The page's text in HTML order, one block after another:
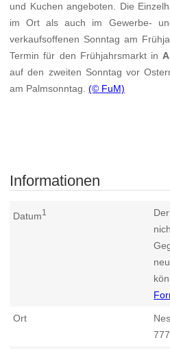
und Kuchen angeboten. Die
im Ort als auch im Gewerbe-
verkaufsoffenen Sonntag am
Termin für den Frühjahrsmarkt in
auf den zweiten Sonntag vor
am Palmsonntag.(© FuM)
Informationen
Datum1
Ort